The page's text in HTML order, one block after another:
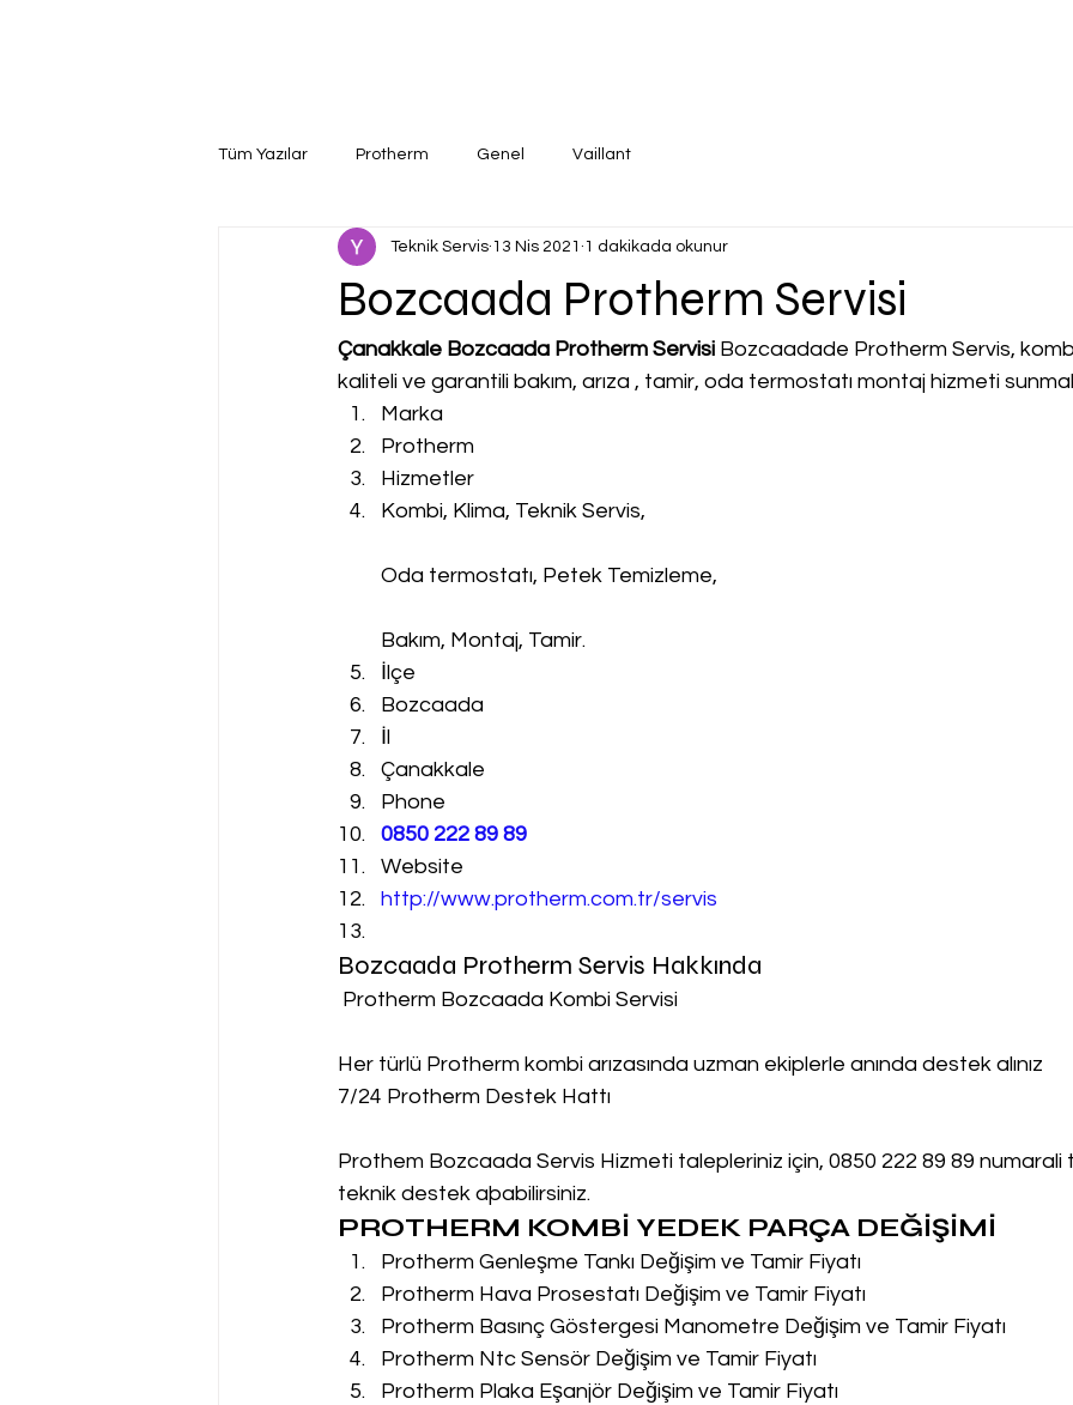
Tüm Yazılar Protherm Genel Vaillant
Bozcaada Protherm Servisi
Teknik Servis 13 Nis 2021 1 dakikada okunur
Çanakkale Bozcaada Protherm Servisi Bozcaadade Protherm Servis,
kaliteli ve garantili bakım, arıza , tamir, oda termostatı montaj hizmeti
Marka
Protherm
Hizmetler
Kombi, Klima, Teknik Servis,
Oda termostatı, Petek Temizleme,
Bakım, Montaj, Tamir.
İlçe
Bozcaada
İl
Çanakkale
Phone
0850 222 89 89
Website
http://www.protherm.com.tr/servis
Bozcaada Protherm Servis Hakkında
Protherm Bozcaada Kombi Servisi
Her türlü Protherm kombi arızasında uzman ekiplerle anında destek alınız
7/24 Protherm Destek Hattı
Prothem Bozcaada Servis Hizmeti talepleriniz için, 0850 222 89 89
teknik destek aþabilirsiniz.
PROTHERM KOMBİ YEDEK PARÇA DEĞİŞİMİ
Protherm Genleşme Tankı Değişim ve Tamir Fiyatı
Protherm Hava Prosestatı Değişim ve Tamir Fiyatı
Protherm Basınç Göstergesi Manometre Değişim ve Tamir Fiyatı
Protherm Ntc Sensör Değişim ve Tamir Fiyatı
Protherm Plaka Eşanjör Değişim ve Tamir Fiyatı